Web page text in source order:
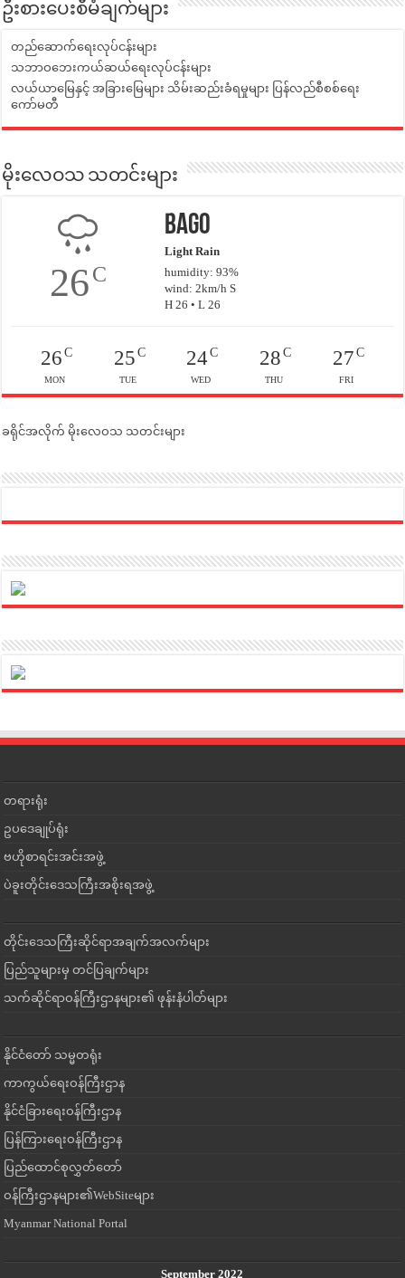
ဦးစားပေးစီမံချက်များ
တည်ဆောက်ရေးလုပ်ငန်းများ
သဘာဝဘေးကယ်ဆယ်ရေးလုပ်ငန်းများ
လယ်ယာမြေနှင့် အခြားမြေများ သိမ်းဆည်းခံရမှုများ ပြန်လည်စီစစ်ရေး
ကော်မတီ
မိုးလေဝသ သတင်းများ
26C
Bago
Light Rain
humidity: 93%
wind: 2km/h S
H 26 • L 26
26C
MON
25C
TUE
24C
WED
28C
THU
27C
FRI
ခရိုင်အလိုက် မိုးလေဝသ သတင်းများ
တရားရုံး
ဥပဒေချုပ်ရုံး
ဗဟိုစာရင်းအင်းအဖွဲ့
ပဲခူးတိုင်းဒေသကြီးအစိုးရအဖွဲ့
တိုင်းဒေသကြီးဆိုင်ရာအချက်အလက်များ
ပြည်သူများမှ တင်ပြချက်များ
သက်ဆိုင်ရာဝန်ကြီးဌာနများ၏ ဖုန်းနံပါတ်များ
နိုင်ငံတော် သမ္မတရုံး
ကာကွယ်ရေးဝန်ကြီးဌာန
နိုင်ငံခြားရေးဝန်ကြီးဌာန
ပြန်ကြားရေးဝန်ကြီးဌာန
ပြည်ထောင်စုလွှတ်တော်
ဝန်ကြီးဌာနများ၏WebSiteများ
Myanmar National Portal
September 2022